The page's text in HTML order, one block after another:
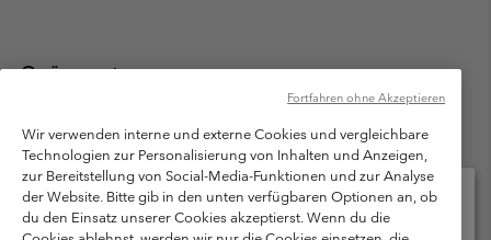
Österreich
Columbia Sportswear Austria GmbH. Moosfeldstraße 1, 5101
Bergheim, Salzburg Österreich. Alle Rechte vorbehalten.
Nutzungsbedingungen
Allgemeine Verkaufsbedingungen
Garantie
Datenschutzerklärung
Bestimmungen und Bedingungen des Mitglieder Programms
Wir verwenden interne und externe Cookies und vergleichbare
Technologien zur Personalisierung von Inhalten und Anzeigen,
zur Bereitstellung von Social-Media-Funktionen und zur Analyse
der Website. Bitte gib in den unten verfügbaren Optionen an, ob
du den Einsatz unserer Cookies akzeptierst. Wenn du die
Fortfahren ohne Akzeptieren